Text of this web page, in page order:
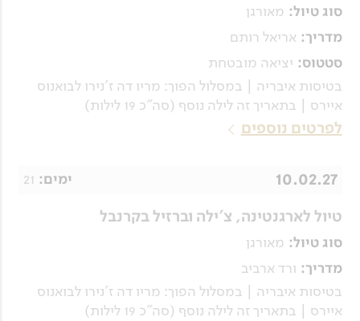
סוג טיול: מאורגן
מדריך: אריאל רותם
סטטוס: יציאה מובטחת
בטיסות איבריה | במסלול הפוך: מריו דה ז'נירו לבואנוס
איירס | בתאריך זה לילה נוסף (סה"כ 19 לילות)
לפרטים נוספים
טיול לארגנטינה, צ'ילה וברזיל בקרנבל
סוג טיול: מאורגן
10.02.27 ימים: 21
מדריך: ורד ארביב
בטיסות איבריה | במסלול הפוך: מריו דה ז'נירו לבואנוס
איירס | בתאריך זה לילה נוסף (סה"כ 19 לילות)